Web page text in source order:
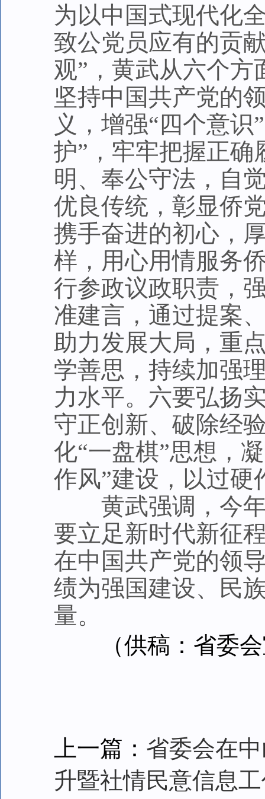
为以中国式现代化
致公党员应有的贡
观”，黄武从六个
坚持中国共产党的
义，增强“四个意识
护”，牢牢把握正
明、奉公守法，自
优良传统，彰显侨
携手奋进的初心，
样，用心用情服务
行参政议政职责，
准建言，通过提案
助力发展大局，重
学善思，持续加强
力水平。六要弘扬
守正创新、破除经
化“一盘棋”思想，
作风”建设，以过硬
黄武强调，今年
要立足新时代新征
在中国共产党的领
绩为强国建设、民
量。
（供稿：省委会
上一篇： 省委会在
升暨社情民意信息